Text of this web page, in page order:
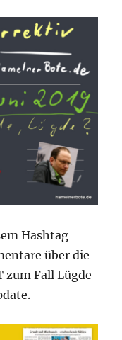
Hashtag
über die
zum Fall Lügde